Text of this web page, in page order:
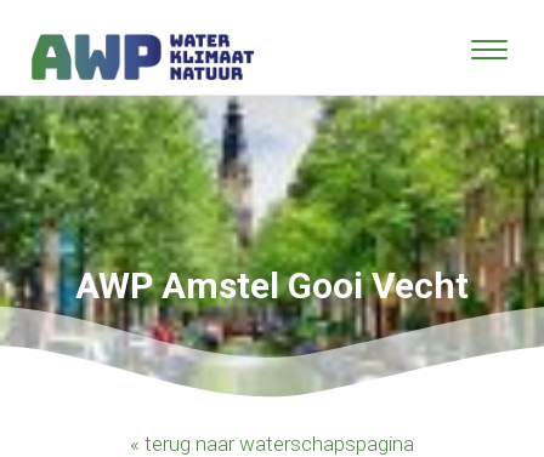
AWP Amstel Gooi Vecht
« terug naar waterschapspagina